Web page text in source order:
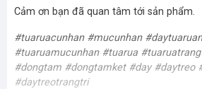
Cảm ơn bạn đã quan tâm tới sản phẩm.
#tuaruacunhan #mucunhan
#tuaruamucunhan #tuarua
#dongtam #dongtamket #day #daytreo
#daytreotrangtri